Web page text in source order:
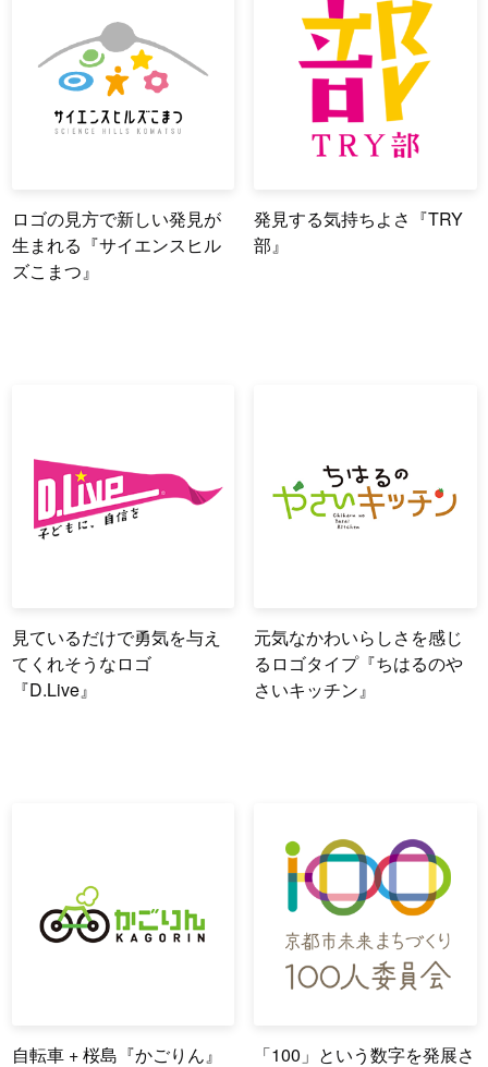
ロゴの見方で新しい発見が
生まれる『サイエンスヒル
ズこまつ』
発見する気持ちよさ『TRY
部』
見ているだけで勇気を与え
てくれそうなロゴ
『D.Live』
元気なかわいらしさを感じ
るロゴタイプ『ちはるのや
さいキッチン』
自転車 + 桜島『かごりん』 「100」という数字を発展さ